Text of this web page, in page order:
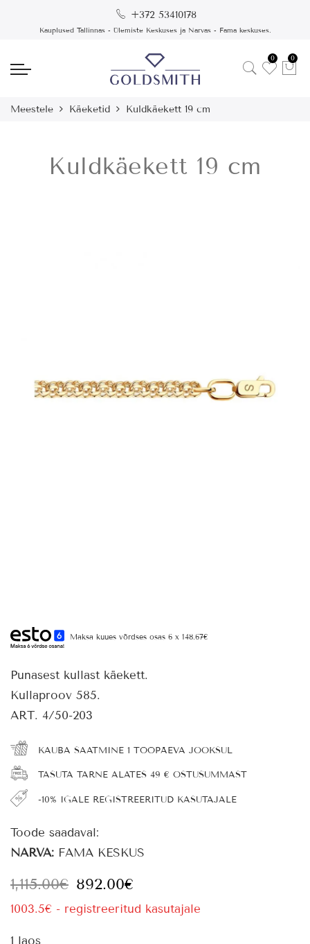
+372 53410178
Kauplused Tallinnas - Ülemiste Keskuses ja Narvas - Fama keskuses.
0 0
Meestele Käeketid Kuldkäekett 19 cm
Kuldkäekett 19 cm
Maksa kuues võrdses osas 6 x 148.67€
Punasest kullast käekett.
Kullaproov 585.
ART. 4/50-203
KAUBA SAATMINE 1 TÖÖPÄEVA JOOKSUL
TASUTA TARNE ALATES 49 € OSTUSUMMAST
-10% IGALE REGISTREERITUD KASUTAJALE
Toode saadaval:
NARVA: FAMA KESKUS
1,115.00€ 892.00€
1003.5€ - registreeritud kasutajale
1 laos